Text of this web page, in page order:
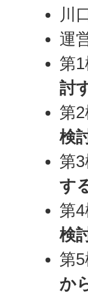
川
運
第
討
第
検
第
す
第
検
第
か